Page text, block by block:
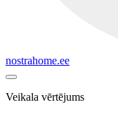
nostrahome.ee
Veikala vērtējums